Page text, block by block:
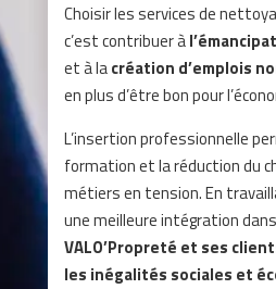
Choisir les services de
c’est contribuer à
et à lacréation d’emplois
en plus d’être bon pour
L’insertion professionnelle
formation et la réduction du
métiers en tension. En
une meilleure intégration
VALO’Propreté et ses
les inégalités sociales et